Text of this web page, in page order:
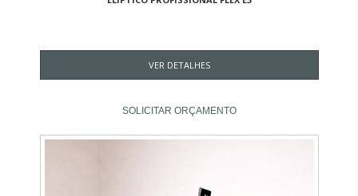
VER DETALHES
SOLICITAR ORÇAMENTO